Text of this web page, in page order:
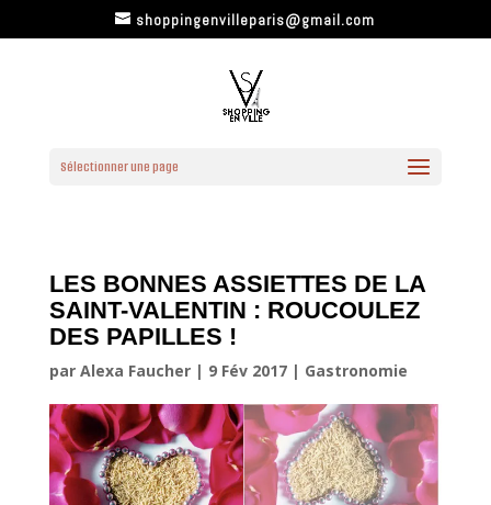
shoppingenvilleparis@gmail.com
Sélectionner une page
LES BONNES ASSIETTES DE LA
SAINT-VALENTIN : ROUCOULEZ
DES PAPILLES !
par Alexa Faucher| 9 Fév 2017| Gastronomie